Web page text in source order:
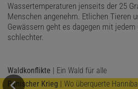
Wassertemperaturen jenseits der 25
Menschen angenehm. Etlichen Tieren
Gewässern geht es dagegen mit jedem
schlechter.
Waldkonflikte | Ein Wald für alle
Punischer Krieg | Wo überquerte